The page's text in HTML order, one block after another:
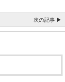
次の記事 ▶